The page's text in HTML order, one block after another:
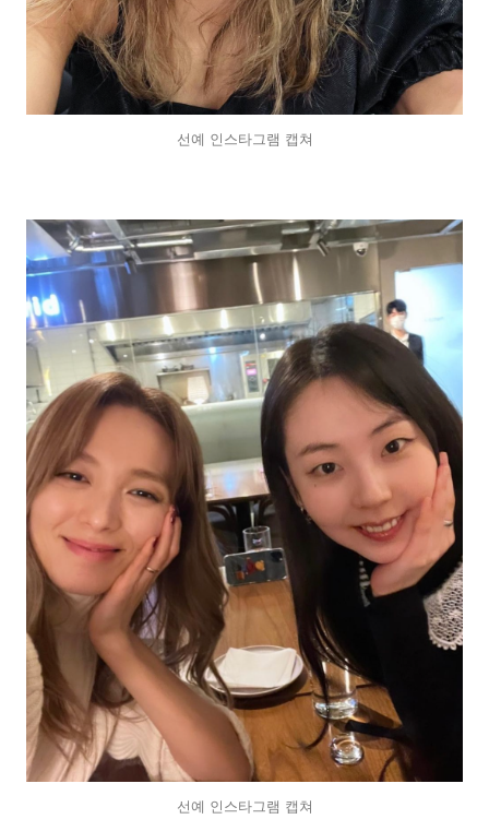
선예 인스타그램 캡쳐
선예 인스타그램 캡쳐